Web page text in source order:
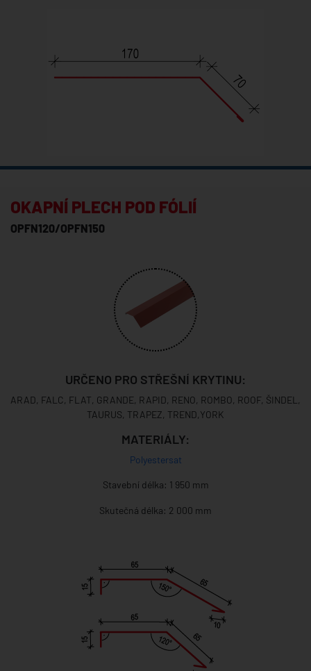
OKAPNÍ PLECH POD FÓLIÍ
OPFN120/OPFN150
URČENO PRO STŘEŠNÍ KRYTINU:
ARAD, FALC, FLAT, GRANDE, RAPID, RENO, ROMBO, ROOF, ŠINDEL,
TAURUS, TRAPEZ, TREND,YORK
MATERIÁLY:
Polyestersat
Stavební délka: 1 950 mm
Skutečná délka: 2 000 mm